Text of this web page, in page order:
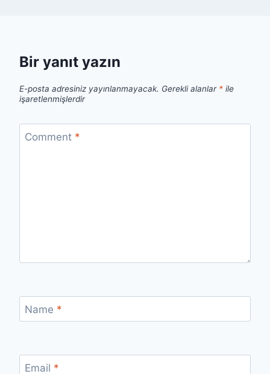
Bir yanıt yazın
E-posta adresiniz yayınlanmayacak. Gerekli alanlar * ile
işaretlenmişlerdir
Comment *
Name *
Email *